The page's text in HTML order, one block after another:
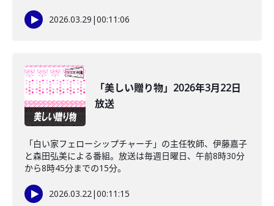
2026.03.29 |00:11:06
「美しい贈り物」2026年3月22日
放送
「白い家フェローシップチャーチ」の主任牧師、伊藤嘉子
と森田弘美による番組。放送は毎週日曜日、午前8時30分
から8時45分までの15分。
2026.03.22|00:11:15